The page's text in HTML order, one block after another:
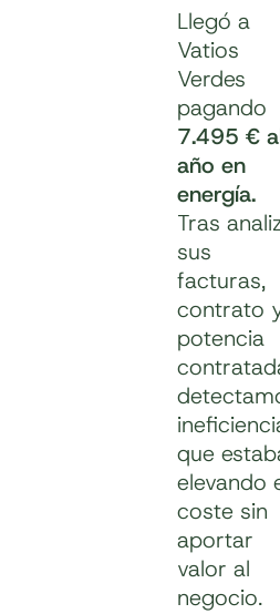
Llegó a
Vatios
Verdes
pagando
7.495 €
año en
energía.
Tras
sus
facturas,
contrato
potencia
que
elevando
coste sin
aportar
valor al
negocio.